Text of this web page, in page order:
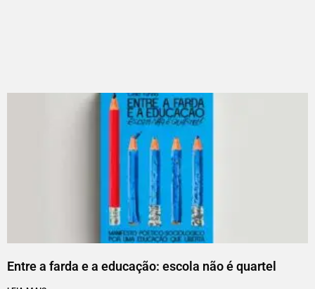
Entre a farda e a educação: escola não é quartel